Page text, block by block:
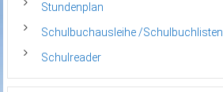
Stundenplan
Schulbuchausleihe /Schulbuchlisten
Schulreader